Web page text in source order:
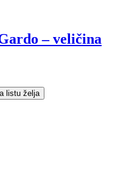
– veličina
listu želja